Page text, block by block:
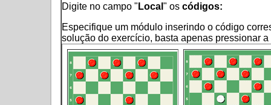
Digite no campo " Local " os códigos:
Especifique um módulo inserindo o código
solução do exercício, basta apenas pressionar